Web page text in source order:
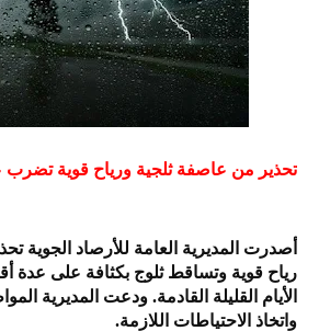
تحذير من عاصفة ثلجية ورياح قوية تضرب
أصدرت المديرية العامة للأرصاد الجوية
رياح قوية وتساقط ثلوج بكثافة على عدة
الأيام القليلة القادمة. ودعت المديرية
واتخاذ الاحتياطات اللازمة.